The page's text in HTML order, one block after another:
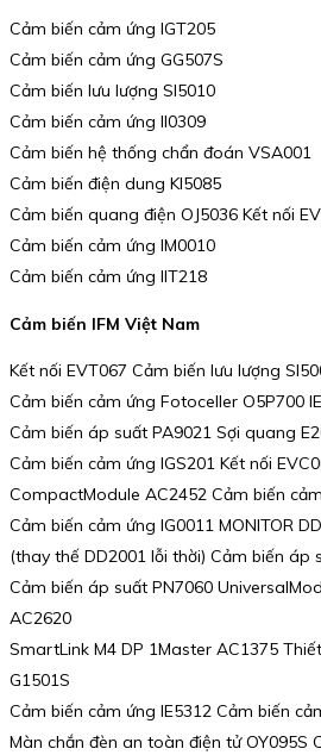
Cảm biến cảm ứng IGT205
Cảm biến cảm ứng GG507S
Cảm biến lưu lượng SI5010
Cảm biến cảm ứng II0309
Cảm biến hệ thống chẩn đoán VSA001
Cảm biến điện dung KI5085
Cảm biến quang điện OJ5036 Kết nối
Cảm biến cảm ứng IM0010
Cảm biến cảm ứng IIT218
Cảm biến IFM Việt Nam
Kết nối EVT067 Cảm biến lưu lượng
Cảm biến cảm ứng Fotoceller O5P700
Cảm biến áp suất PA9021 Sợi quang
Cảm biến cảm ứng IGS201 Kết nối
CompactModule AC2452 Cảm biến
Cảm biến cảm ứng IG0011 MONITOR
(thay thế DD2001 lỗi thời) Cảm biến áp
Cảm biến áp suất PN7060
AC2620
SmartLink M4 DP 1Master AC1375
G1501S
Cảm biến cảm ứng IE5312 Cảm biến
Màn chắn đèn an toàn điện tử OY095S